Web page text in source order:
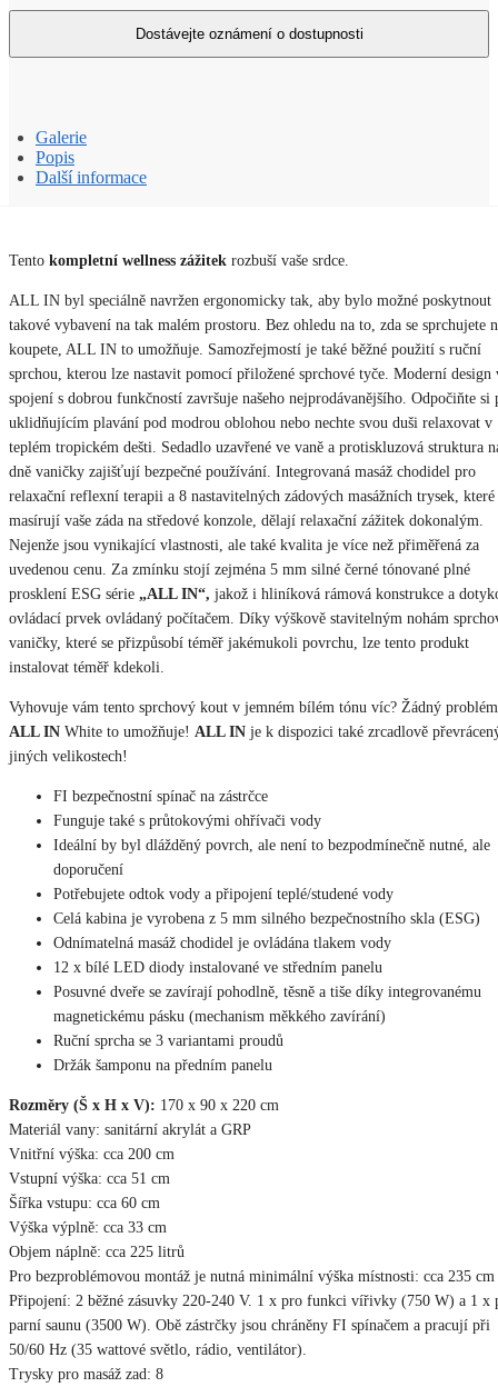
Galerie
Popis
Další informace
Tento kompletní wellness zážitek rozbuší vaše srdce.
ALL IN byl speciálně navržen ergonomicky tak, aby bylo možné poskytnout
takové vybavení na tak malém prostoru. Bez ohledu na to, zda se sprchujete
koupete, ALL IN to umožňuje. Samozřejmostí je také běžné použití s ​​ruční
sprchou, kterou lze nastavit pomocí přiložené sprchové tyče. Moderní design
spojení s dobrou funkčností završuje našeho nejprodávanějšího. Odpočiňte si
uklidňujícím plavání pod modrou oblohou nebo nechte svou duši relaxovat v
teplém tropickém dešti. Sedadlo uzavřené ve vaně a protiskluzová struktura
dně vaničky zajišťují bezpečné používání. Integrovaná masáž chodidel pro
relaxační reflexní terapii a 8 nastavitelných zádových masážních trysek, které
masírují vaše záda na středové konzole, dělají relaxační zážitek dokonalým.
Nejenže jsou vynikající vlastnosti, ale také kvalita je více než přiměřená za
uvedenou cenu. Za zmínku stojí zejména 5 mm silné černé tónované plné
prosklení ESG série „ALL IN“, jakož i hliníková rámová konstrukce a
ovládací prvek ovládaný počítačem. Díky výškově stavitelným nohám
vaničky, které se přizpůsobí téměř jakémukoli povrchu, lze tento produkt
instalovat téměř kdekoli.
Vyhovuje vám tento sprchový kout v jemném bílém tónu víc? Žádný
ALL IN White to umožňuje! ALL IN je k dispozici také zrcadlově
jiných velikostech!
FI bezpečnostní spínač na zástrčce
Funguje také s průtokovými ohřívači vody
Ideální by byl dlážděný povrch, ale není to bezpodmínečně nutné, ale
doporučení
Potřebujete odtok vody a připojení teplé/studené vody
Celá kabina je vyrobena z 5 mm silného bezpečnostního skla (ESG)
Odnímatelná masáž chodidel je ovládána tlakem vody
12 x bílé LED diody instalované ve středním panelu
Posuvné dveře se zavírají pohodlně, těsně a tiše díky integrovanému
magnetickému pásku (mechanism měkkého zavírání)
Ruční sprcha se 3 variantami proudů
Držák šamponu na předním panelu
Rozměry (Š x H x V): 170 x 90 x 220 cm
Materiál vany: sanitární akrylát a GRP
Vnitřní výška: cca 200 cm
Vstupní výška: cca 51 cm
Šířka vstupu: cca 60 cm
Výška výplně: cca 33 cm
Objem náplně: cca 225 litrů
Pro bezproblémovou montáž je nutná minimální výška místnosti: cca 235 cm
Připojení: 2 běžné zásuvky 220-240 V. 1 x pro funkci vířivky (750 W) a 1 x
parní saunu (3500 W). Obě zástrčky jsou chráněny FI spínačem a pracují při
50/60 Hz (35 wattové světlo, rádio, ventilátor).
Trysky pro masáž zad: 8